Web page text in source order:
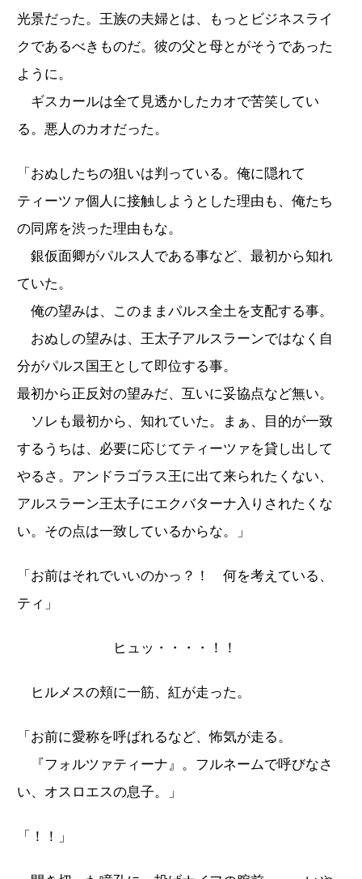
光景だった。王族の夫婦とは、もっとビジネスライ
クであるべきものだ。彼の父と母とがそうであった
ように。
ギスカールは全て見透かしたカオで苦笑してい
る。悪人のカオだった。
「おぬしたちの狙いは判っている。俺に隠れて
ティーツァ個人に接触しようとした理由も、俺たち
の同席を渋った理由もな。
銀仮面卿がパルス人である事など、最初から知れ
ていた。
俺の望みは、このままパルス全土を支配する事。
おぬしの望みは、王太子アルスラーンではなく自
分がパルス国王として即位する事。
最初から正反対の望みだ、互いに妥協点など無い。
ソレも最初から、知れていた。まぁ、目的が一致
するうちは、必要に応じてティーツァを貸し出して
やるさ。アンドラゴラス王に出て来られたくない、
アルスラーン王太子にエクバターナ入りされたくな
い。その点は一致しているからな。」
「お前はそれでいいのかっ？！ 何を考えている、
ティ」
ヒュッ・・・・！！
ヒルメスの頬に一筋、紅が走った。
「お前に愛称を呼ばれるなど、怖気が走る。
『フォルツァティーナ』。フルネームで呼びなさ
い、オスロエスの息子。」
「！！」